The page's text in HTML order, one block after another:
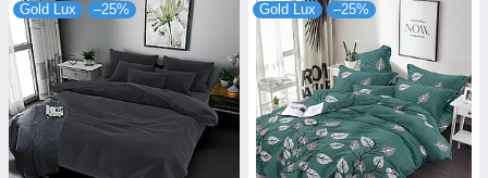
Gold Lux –25% Gold Lux –25%